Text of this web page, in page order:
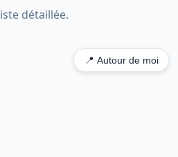
détaillée.
📍 Autour de moi